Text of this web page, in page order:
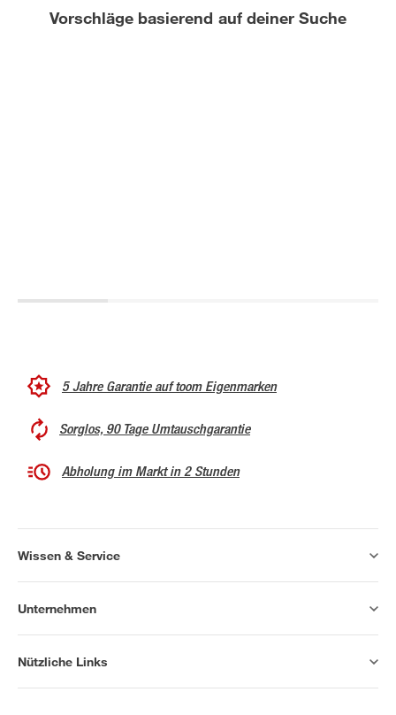
Vorschläge basierend auf deiner Suche
5 Jahre Garantie auf toom Eigenmarken
Sorglos, 90 Tage Umtauschgarantie
Abholung im Markt in 2 Stunden
Wissen & Service
Unternehmen
Nützliche Links